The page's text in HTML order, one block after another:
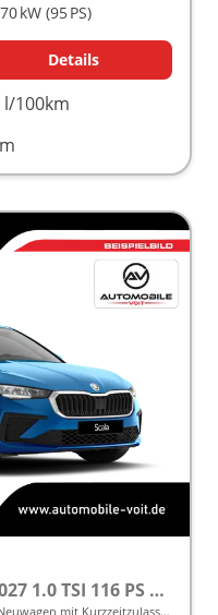
70 kW (95 PS)
Details
l/100km
Essence Plus Modelljahr 2027 1.0 TSI 116 PS DSG inkl. 5 J. Garantie frei konfigurierbar
mit Kurzzeitzulassung